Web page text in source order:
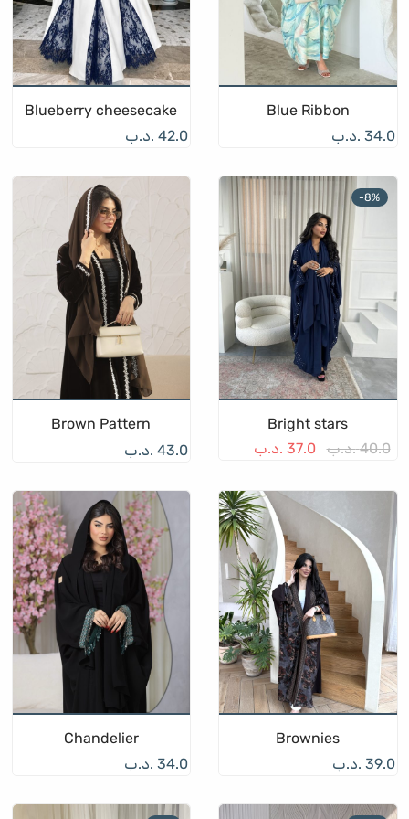
Blue Ribbon
34.0 .د.ب
Blueberry cheesecake
42.0 .د.ب
-8%
Bright stars
40.0 .د.ب
السعر
40.0 .د.ب.
37.0 .د.ب
37.0 .د.ب.
Brown Pattern
43.0 .د.ب
Brownies
39.0 .د.ب
Chandelier
34.0 .د.ب